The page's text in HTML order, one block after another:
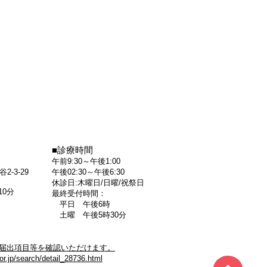
2-3-29
分
■診療時間
午前9:30～午後1:00
午後02:30～午後6:30
休診日:木曜日/日曜/祝祭日
最終受付時間：
平日 午後6時
土曜 午後5時30分
出項目等を確認いただけます。
search/detail_28736.html